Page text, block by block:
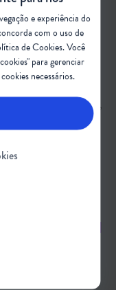
e experiência do
com o uso de
de Cookies. Você
para gerenciar
necessários.
o glossário.
de Neurologia Infantil,
Lancet. 2008; 371